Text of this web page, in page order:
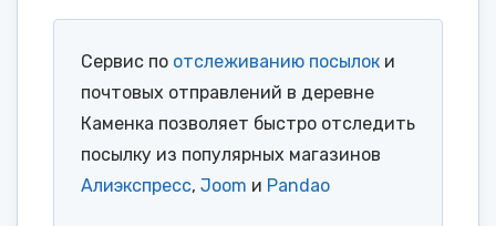
Сервис по отслеживанию посылок и
почтовых отправлений в деревне
Каменка позволяет быстро отследить
посылку из популярных магазинов
Алиэкспресс, Joom и Pandao